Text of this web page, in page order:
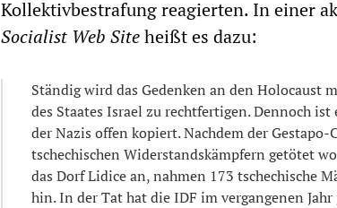
Kollektivbestrafung reagierten. In einer
Socialist Web Siteheißt es dazu:
Ständig wird das Gedenken an den Holocaust
des Staates Israel zu rechtfertigen. Dennoch
der Nazis offen kopiert. Nachdem der
tschechischen Widerstandskämpfern getötet
das Dorf Lidice an, nahmen 173 tschechische
hin. In der Tat hat die IDF im vergangenen